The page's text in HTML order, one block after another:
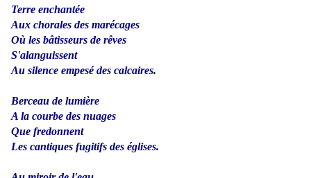
Terre enchantée
Aux chorales des marécages
Où les bâtisseurs de rêves
S'alanguissent
Au silence empesé des calcaires.
Berceau de lumière
A la courbe des nuages
Que fredonnent
Les cantiques fugitifs des églises.